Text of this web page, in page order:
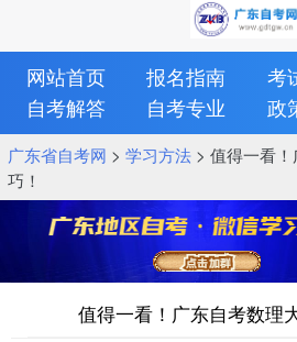
网站首页 报名指南 考
自考解答
自考专业 政
广东省自考网 > 学习方法> 值得一看！
巧！
值得一看！广东自考数理